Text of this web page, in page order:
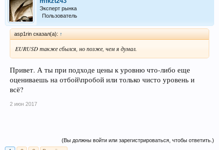
Эксперт рынка
Пользователь
asp1rin сказал(а): ↑
EURUSD также сбылся, но позже, чем я думал.
Привет. А ты при подходе цены к уровню что-либо еще
оцениваешь на отбой\пробой или только чисто уровень и
всё?
2 июн 2017
(Вы должны войти или зарегистрироваться, чтобы ответить.)